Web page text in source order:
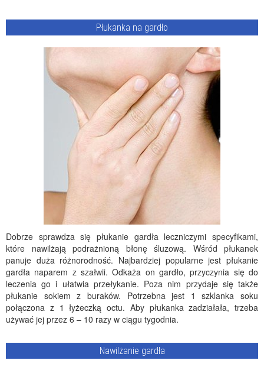
Płukanka na gardło
Dobrze sprawdza się płukanie gardła leczniczymi specyfikami,
które nawilżają podrażnioną błonę śluzową. Wśród płukanek
panuje duża różnorodność. Najbardziej popularne jest płukanie
gardła naparem z szałwii. Odkaża on gardło, przyczynia się do
leczenia go i ułatwia przełykanie. Poza nim przydaje się także
płukanie sokiem z buraków. Potrzebna jest 1 szklanka soku
połączona z 1 łyżeczką octu. Aby płukanka zadziałała, trzeba
używać jej przez 6 – 10 razy w ciągu tygodnia.
Nawilżanie gardła